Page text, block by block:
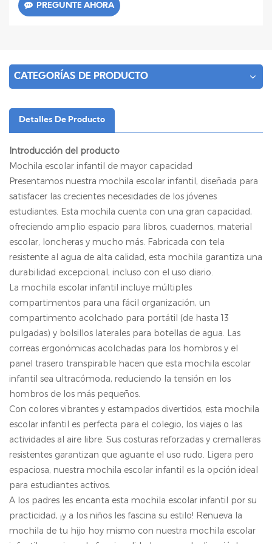
PREGUNTE AHORA
CATEGORÍAS DE PRODUCTO
Detalles De Producto
Introducción del producto
Mochila escolar infantil de mayor capacidad
Presentamos nuestra mochila escolar infantil, diseñada para
satisfacer las crecientes necesidades de los jóvenes
estudiantes. Esta mochila cuenta con una gran capacidad,
ofreciendo amplio espacio para libros, cuadernos, material
escolar, loncheras y mucho más. Fabricada con tela
resistente al agua de alta calidad, esta mochila garantiza una
durabilidad excepcional, incluso con el uso diario.
La mochila escolar infantil incluye múltiples
compartimentos para una fácil organización, un
compartimento acolchado para portátil (de hasta 13
pulgadas) y bolsillos laterales para botellas de agua. Las
correas ergonómicas acolchadas para los hombros y el
panel trasero transpirable hacen que esta mochila escolar
infantil sea ultracómoda, reduciendo la tensión en los
hombros de los más pequeños.
Con colores vibrantes y estampados divertidos, esta mochila
escolar infantil es perfecta para el colegio, los viajes o las
actividades al aire libre. Sus costuras reforzadas y cremalleras
resistentes garantizan que aguante el uso rudo. Ligera pero
espaciosa, nuestra mochila escolar infantil es la opción ideal
para estudiantes activos.
A los padres les encanta esta mochila escolar infantil por su
practicidad, ¡y a los niños les fascina su estilo! Renueva la
mochila de tu hijo hoy mismo con nuestra mochila escolar